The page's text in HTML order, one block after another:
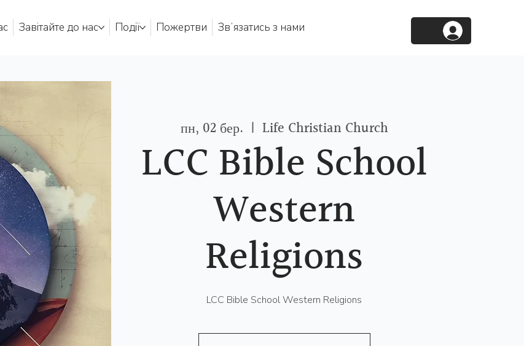
Завітайте до нас Події Пожертви Звʼязатись з нами
пн, 02 бер.
  |
Life Christian Church
LCC Bible School
Western
Religions
LCC Bible School Western Religions